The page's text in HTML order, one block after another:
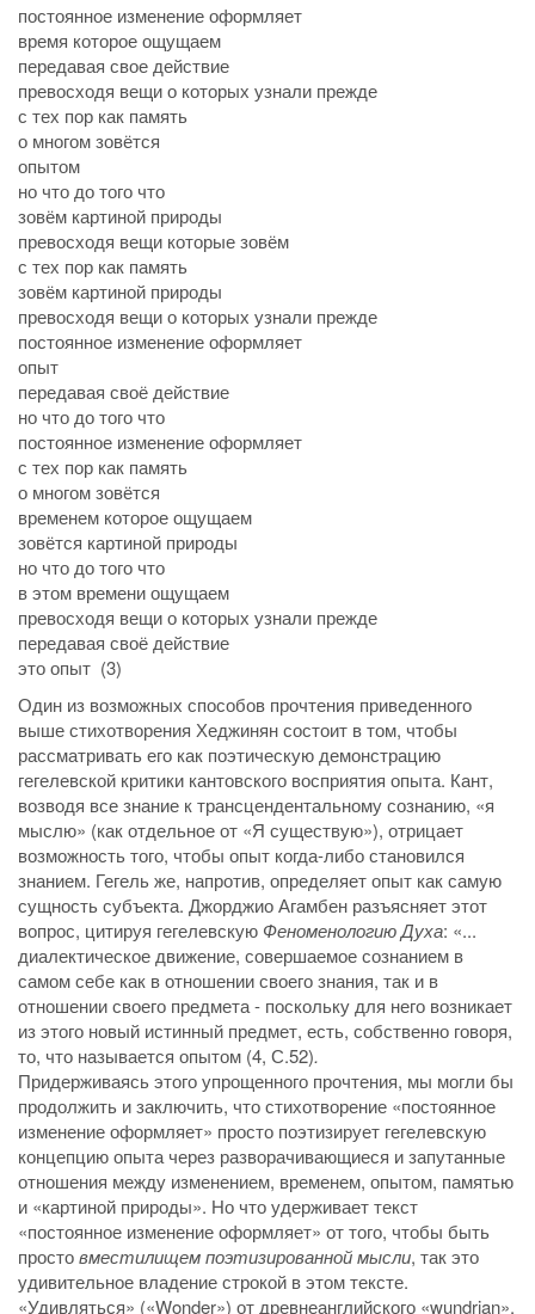
постоянное изменение оформляет
время которое ощущаем
передавая свое действие
превосходя вещи о которых узнали прежде
с тех пор как память
о многом зовётся
опытом
но что до того что
зовём картиной природы
превосходя вещи которые зовём
с тех пор как память
зовём картиной природы
превосходя вещи о которых узнали прежде
постоянное изменение оформляет
опыт
передавая своё действие
но что до того что
постоянное изменение оформляет
с тех пор как память
о многом зовётся
временем которое ощущаем
зовётся картиной природы
но что до того что
в этом времени ощущаем
превосходя вещи о которых узнали прежде
передавая своё действие
это опыт (3)
Один из возможных способов прочтения приведенного
выше стихотворения Хеджинян состоит в том, чтобы
рассматривать его как поэтическую демонстрацию
гегелевской критики кантовского восприятия опыта. Кант,
возводя все знание к трансцендентальному сознанию, «я
мыслю» (как отдельное от «Я существую»), отрицает
возможность того, чтобы опыт когда-либо становился
знанием. Гегель же, напротив, определяет опыт как самую
сущность субъекта. Джорджио Агамбен разъясняет этот
вопрос, цитируя гегелевскую Феноменологию Духа: «...
диалектическое движение, совершаемое сознанием в
самом себе как в отношении своего знания, так и в
отношении своего предмета - поскольку для него возникает
из этого новый истинный предмет, есть, собственно говоря,
то, что называется опытом (4, С.52).
Придерживаясь этого упрощенного прочтения, мы могли бы
продолжить и заключить, что стихотворение «постоянное
изменение оформляет» просто поэтизирует гегелевскую
концепцию опыта через разворачивающиеся и запутанные
отношения между изменением, временем, опытом, памятью
и «картиной природы». Но что удерживает текст
«постоянное изменение оформляет» от того, чтобы быть
простовместилищем поэтизированной мысли, так это
удивительное владение строкой в этом тексте.
«Удивляться» («Wonder») от древнеанглийского «wundrian»,